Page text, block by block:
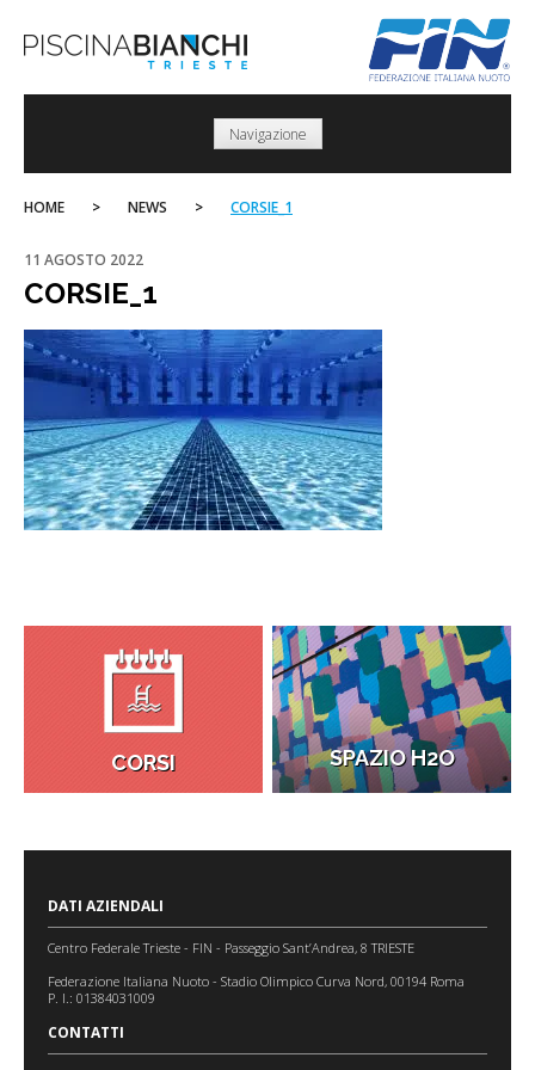
to
Navigazione
HOME > NEWS > CORSIE_1
11 AGOSTO 2022
CORSIE_1
CORSI SPAZIO H2O
DATI AZIENDALI
Centro Federale Trieste - FIN - Passeggio Sant’Andrea, 8 TRIESTE
Federazione Italiana Nuoto - Stadio Olimpico Curva Nord, 00194 Roma
P. I.: 01384031009
CONTATTI